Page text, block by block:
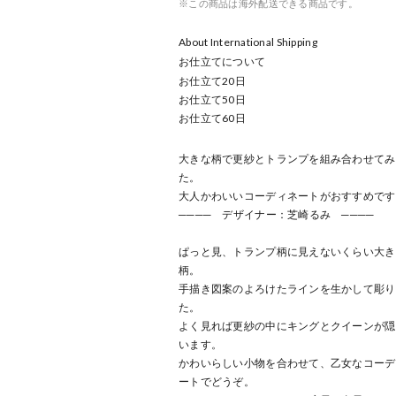
※この商品は海外配送できる商品です。
About International Shipping
お仕立てについて
お仕立て20 日
お仕立て50 日
お仕立て60 日
大きな柄で更紗とトランプを組み合わせて
た。
大人かわいいコーディネートがおすすめです
──── デザイナー：芝崎るみ ────
ぱっと見、トランプ柄に見えないくらい大
柄。
手描き図案のよろけたラインを生かして彫
た。
よく見れば更紗の中にキングとクイーンが
います。
かわいらしい小物を合わせて、乙女なコー
ートでどうぞ。